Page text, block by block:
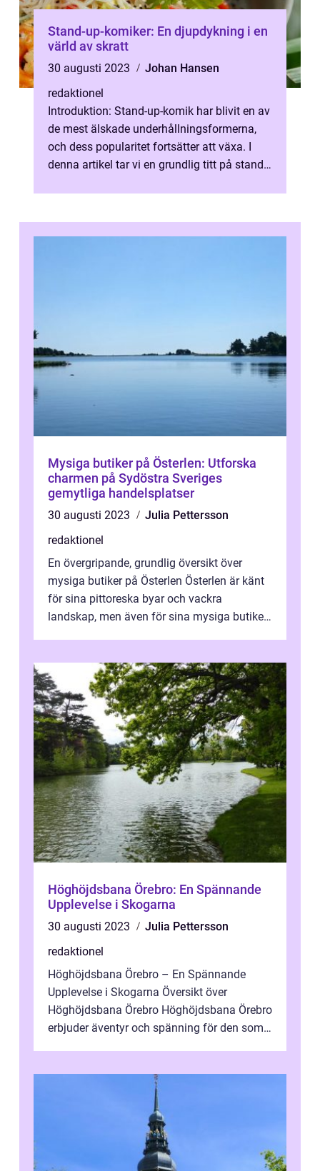
Stand-up-komiker: En djupdykning i en
värld av skratt
30 augusti 2023
Johan Hansen
redaktionel
Introduktion: Stand-up-komik har blivit en av
de mest älskade underhållningsformerna,
och dess popularitet fortsätter att växa. I
denna artikel tar vi en grundlig titt på stand-
Mysiga butiker på Österlen: Utforska
charmen på Sydöstra Sveriges
gemytliga handelsplatser
30 augusti 2023
Julia Pettersson
redaktionel
En övergripande, grundlig översikt över
mysiga butiker på Österlen Österlen är känt
för sina pittoreska byar och vackra
landskap, men även för sina mysiga butiker
Höghöjdsbana Örebro: En Spännande
Upplevelse i Skogarna
30 augusti 2023
Julia Pettersson
redaktionel
Höghöjdsbana Örebro – En Spännande
Upplevelse i Skogarna Översikt över
Höghöjdsbana Örebro Höghöjdsbana Örebro
erbjuder äventyr och spänning för den som